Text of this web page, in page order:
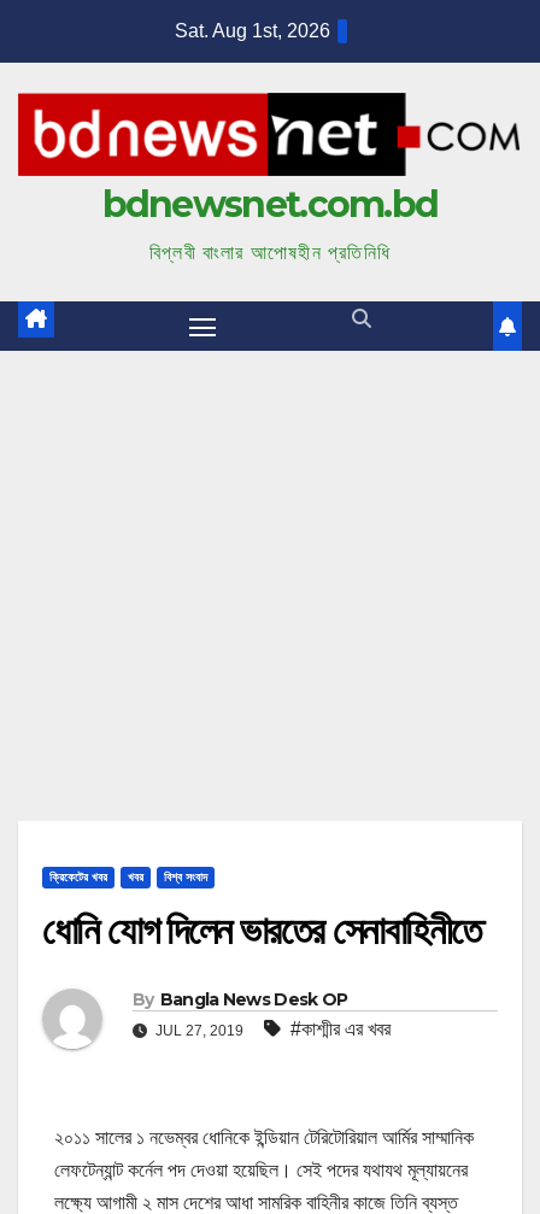
n
Sat. Aug 1st, 2026
bdnewsnet.com.bd
বিপ্লবী বাংলার আপোষহীন প্রতিনিধি
ক্রিকেটের খবর খবর বিশ্ব সংবাদ
ধোনি যোগ দিলেন ভারতের সেনাবাহিনীতে
By Bangla News Desk OP
JUL 27, 2019 #কাশ্মীর এর খবর
২০১১ সালের ১ নভেম্বর ধোনিকে ইন্ডিয়ান টেরিটোরিয়াল আর্মির সাম্মানিক
লেফটেন্যান্ট কর্নেল পদ দেওয়া হয়েছিল। সেই পদের যথাযথ মূল্যায়নের
লক্ষ্যে আগামী ২ মাস দেশের আধা সামরিক বাহিনীর কাজে তিনি ব্যস্ত